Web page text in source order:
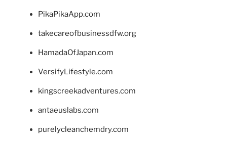
PikaPikaApp.com
takecareofbusinessdfw.org
HamadaOfJapan.com
VersifyLifestyle.com
kingscreekadventures.com
antaeuslabs.com
purelycleanchemdry.com